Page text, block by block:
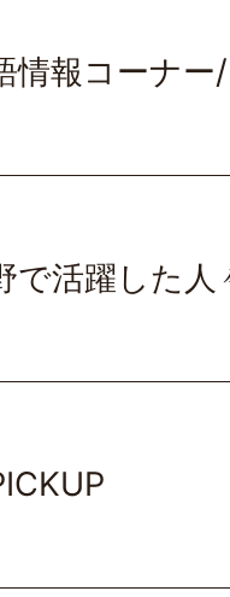
情報コーナ
で活躍した人